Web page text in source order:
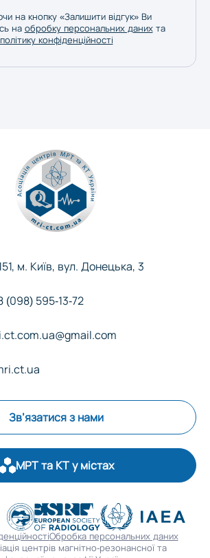
на кнопку «Залишити відгук» Ви
на обробку персональних данихта
політику конфіденційності
м. Київ, вул. Донецька, 3
(098) 595-13-72
Зв’язатися з нами
МРТ та КТ у містах
Обробка персональних даних
центрів магнітно-резонансної та